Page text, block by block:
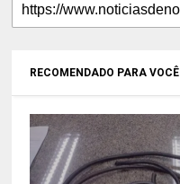
RECOMENDADO PARA VOCÊ